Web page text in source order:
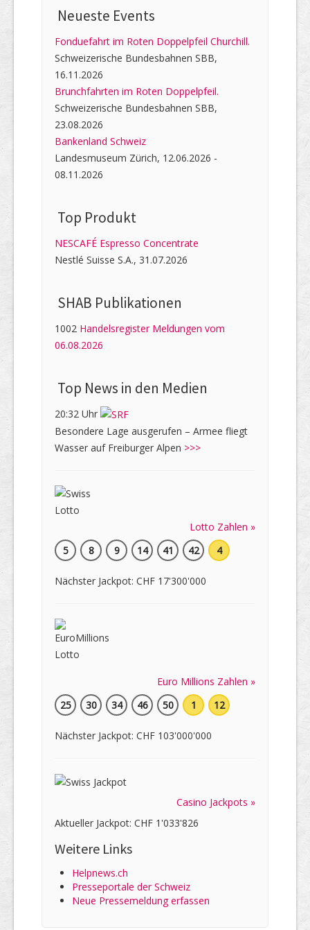
Neueste Events
Fonduefahrt im Roten Doppelpfeil Churchill.
Schweizerische Bundesbahnen SBB,
16.11.2026
Brunchfahrten im Roten Doppelpfeil.
Schweizerische Bundesbahnen SBB,
23.08.2026
Bankenland Schweiz
Landesmuseum Zürich, 12.06.2026 -
08.11.2026
Top Produkt
NESCAFÉ Espresso Concentrate
Nestlé Suisse S.A., 31.07.2026
SHAB Publi­kati­onen
1002 Handelsregister Meldungen vom
06.08.2026
Top News in den Medien
20:32 Uhr
Besondere Lage ausgerufen – Armee fliegt
Wasser auf Freiburger Alpen >>>
Lotto Zahlen »
5
8 9 14 41 42 4
Nächster Jackpot: CHF 17'300'000
Euro Millions Zahlen »
25
30 34 46 50 1 12
Nächster Jackpot: CHF 103'000'000
Casino Jackpots »
Aktueller Jackpot: CHF 1'033'826
Weitere Links
Helpnews.ch
Presseportale der Schweiz
Neue Pressemeldung erfassen